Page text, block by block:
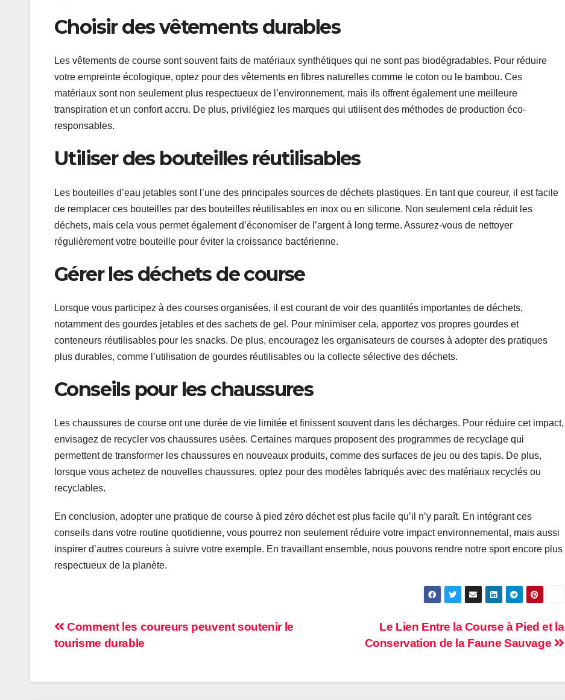
Choisir des vêtements durables
Les vêtements de course sont souvent faits de matériaux synthétiques qui ne sont pas biodégradables. Pour réduire
votre empreinte écologique, optez pour des vêtements en fibres naturelles comme le coton ou le bambou. Ces
matériaux sont non seulement plus respectueux de l’environnement, mais ils offrent également une meilleure
transpiration et un confort accru. De plus, privilégiez les marques qui utilisent des méthodes de production éco-
responsables.
Utiliser des bouteilles réutilisables
Les bouteilles d’eau jetables sont l’une des principales sources de déchets plastiques. En tant que coureur, il est facile
de remplacer ces bouteilles par des bouteilles réutilisables en inox ou en silicone. Non seulement cela réduit les
déchets, mais cela vous permet également d’économiser de l’argent à long terme. Assurez-vous de nettoyer
régulièrement votre bouteille pour éviter la croissance bactérienne.
Gérer les déchets de course
Lorsque vous participez à des courses organisées, il est courant de voir des quantités importantes de déchets,
notamment des gourdes jetables et des sachets de gel. Pour minimiser cela, apportez vos propres gourdes et
conteneurs réutilisables pour les snacks. De plus, encouragez les organisateurs de courses à adopter des pratiques
plus durables, comme l’utilisation de gourdes réutilisables ou la collecte sélective des déchets.
Conseils pour les chaussures
Les chaussures de course ont une durée de vie limitée et finissent souvent dans les décharges. Pour réduire cet impact,
envisagez de recycler vos chaussures usées. Certaines marques proposent des programmes de recyclage qui
permettent de transformer les chaussures en nouveaux produits, comme des surfaces de jeu ou des tapis. De plus,
lorsque vous achetez de nouvelles chaussures, optez pour des modèles fabriqués avec des matériaux recyclés ou
recyclables.
En conclusion, adopter une pratique de course à pied zéro déchet est plus facile qu’il n’y paraît. En intégrant ces
conseils dans votre routine quotidienne, vous pourrez non seulement réduire votre impact environnemental, mais aussi
inspirer d’autres coureurs à suivre votre exemple. En travaillant ensemble, nous pouvons rendre notre sport encore plus
respectueux de la planète.
Post
Le Lien Entre la Course à Pied et la
Conservation de la Faune Sauvage
Comment les coureurs peuvent soutenir le
tourisme durable